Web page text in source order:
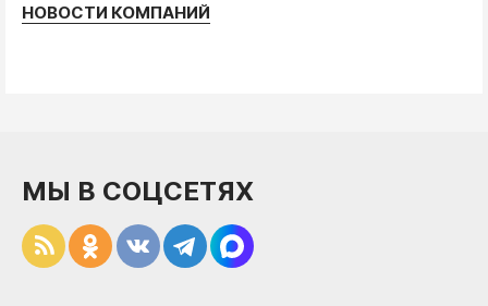
НОВОСТИ КОМПАНИЙ
МЫ В СОЦСЕТЯХ